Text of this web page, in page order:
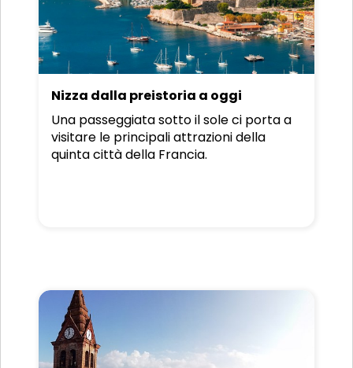
Nizza dalla preistoria a oggi
Una passeggiata sotto il sole ci porta a
visitare le principali attrazioni della
quinta città della Francia.